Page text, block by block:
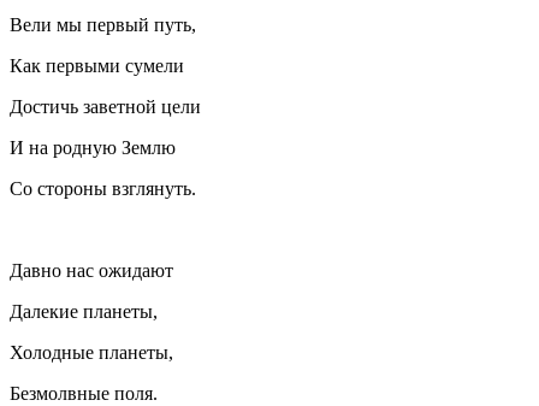
Вели мы первый путь,
Как первыми сумели
Достичь заветной цели
И на родную Землю
Со стороны взглянуть.
Давно нас ожидают
Далекие планеты,
Холодные планеты,
Безмолвные поля.